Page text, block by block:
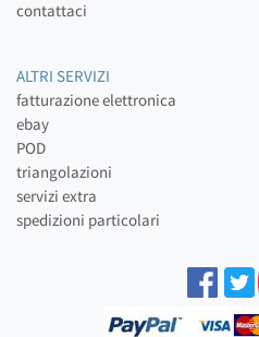
contattaci
ALTRI SERVIZI
fatturazione elettronica
ebay
POD
triangolazioni
servizi extra
spedizioni particolari